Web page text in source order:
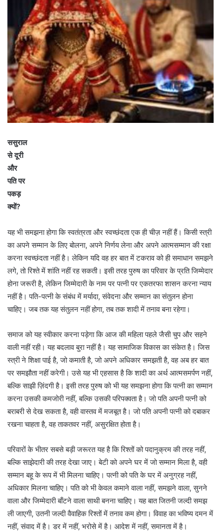
ससुराल
से दूरी
और
पति पर
पकड़
क्यों?
यह भी समझना होगा कि स्वतंत्रता और स्वच्छंदता एक ही चीज़ नहीं हैं। किसी स्त्री
का अपने सम्मान के लिए बोलना, अपने निर्णय लेना और अपने आत्मसम्मान की रक्षा
करना स्वच्छंदता नहीं है। लेकिन यदि वह हर बात में टकराव को ही समाधान समझने
लगे, तो रिश्ते में शांति नहीं रह सकती। इसी तरह पुरुष का परिवार के प्रति जिम्मेदार
होना जरूरी है, लेकिन जिम्मेदारी के नाम पर पत्नी पर एकतरफा शासन करना न्याय
नहीं है। पति-पत्नी के संबंध में मर्यादा, संवेदना और सम्मान का संतुलन होना
चाहिए। जब तक यह संतुलन नहीं होगा, तब तक शादी में तनाव बना रहेगा।
समाज को यह स्वीकार करना पड़ेगा कि आज की महिला पहले जैसी चुप और सहने
वाली नहीं रही। यह बदलाव बुरा नहीं है। यह सामाजिक विकास का संकेत है। जिस
स्त्री ने शिक्षा पाई है, जो कमाती है, जो अपने अधिकार समझती है, वह अब हर बात
पर समझौता नहीं करेगी। उसे यह भी एहसास है कि शादी का अर्थ आत्मसमर्पण नहीं,
बल्कि साझी ज़िंदगी है। इसी तरह पुरुष को भी यह समझना होगा कि पत्नी का सम्मान
करना उसकी कमजोरी नहीं, बल्कि उसकी परिपक्वता है। जो पति अपनी पत्नी को
बराबरी से देख सकता है, वही वास्तव में मजबूत है। जो पति अपनी पत्नी को दबाकर
रखना चाहता है, वह ताकतवर नहीं, असुरक्षित होता है।
परिवारों के भीतर सबसे बड़ी जरूरत यह है कि रिश्तों को पदानुक्रम की तरह नहीं,
बल्कि साझेदारी की तरह देखा जाए। बेटी को अपने घर में जो सम्मान मिला है, वही
सम्मान बहू के रूप में भी मिलना चाहिए। पत्नी को पति के घर में अनुग्रह नहीं,
अधिकार मिलना चाहिए। पति को भी केवल कमाने वाला नहीं, समझने वाला, सुनने
वाला और जिम्मेदारी बाँटने वाला साथी बनना चाहिए। यह बात जितनी जल्दी समझ
ली जाएगी, उतनी जल्दी वैवाहिक रिश्तों में तनाव कम होगा। विवाह का भविष्य दमन में
नहीं, संवाद में है। डर में नहीं, भरोसे में है। आदेश में नहीं, समानता में है।